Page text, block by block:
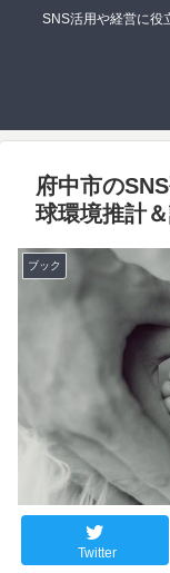
SNS活用や経営に役
府中市の
球環境推計
ブック
Twitter